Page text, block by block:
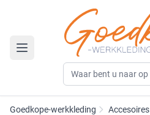
Toggle navigation
Goedkope-werkkleding Accesoires